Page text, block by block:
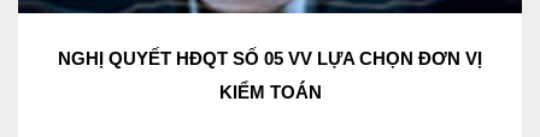
NGHỊ QUYẾT HĐQT SỐ 05 VV LỰA CHỌN ĐƠN VỊ
KIỂM TOÁN